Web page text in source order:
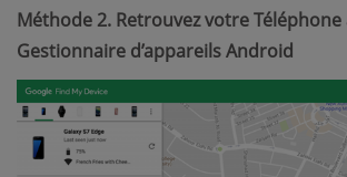
Méthode 2. Retrouvez votre Téléphone
Gestionnaire d’appareils Android